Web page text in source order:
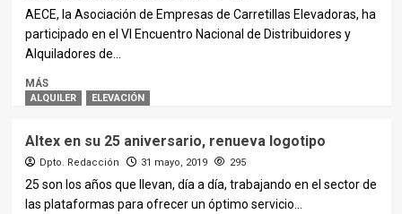
AECE, la Asociación de Empresas de Carretillas Elevadoras, ha
participado en el VI Encuentro Nacional de Distribuidores y
Alquiladores de...
MÁS
ALQUILER ELEVACIÓN
Altex en su 25 aniversario, renueva logotipo
Dpto. Redacción 31 mayo, 2019 295
25 son los años que llevan, día a día, trabajando en el sector de
las plataformas para ofrecer un óptimo servicio...